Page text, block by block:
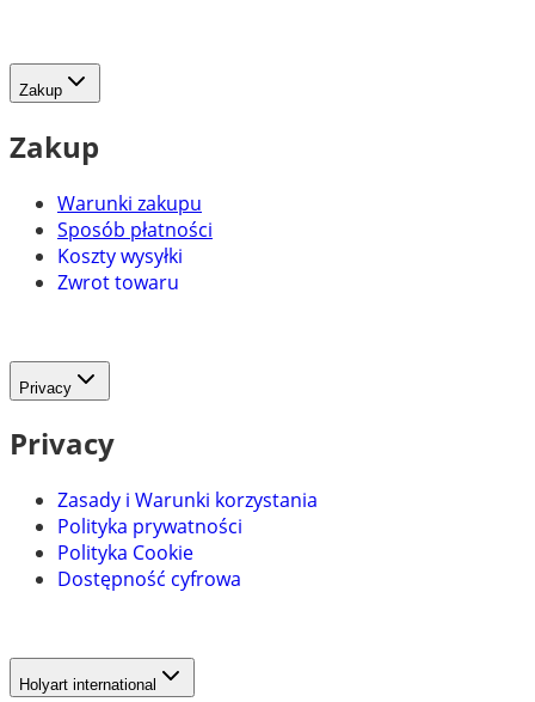
Zakup
Zakup
Warunki zakupu
Sposób płatności
Koszty wysyłki
Zwrot towaru
Privacy
Privacy
Zasady i Warunki korzystania
Polityka prywatności
Polityka Cookie
Dostępność cyfrowa
Holyart international